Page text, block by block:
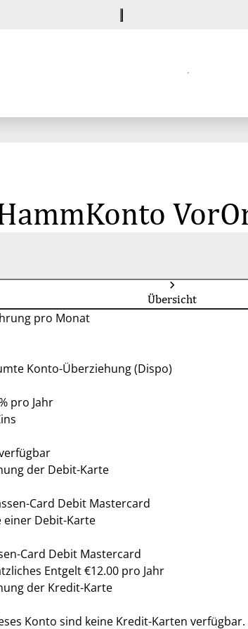
Übersicht
pro Monat
Konto-Überziehung (Dispo)
pro Jahr
der Debit-Karte
Card Debit Mastercard
einer Debit-Karte
Card Debit Mastercard
Entgelt €12.00 pro Jahr
der Kredit-Karte
Konto sind keine Kredit-Karten verfügbar.